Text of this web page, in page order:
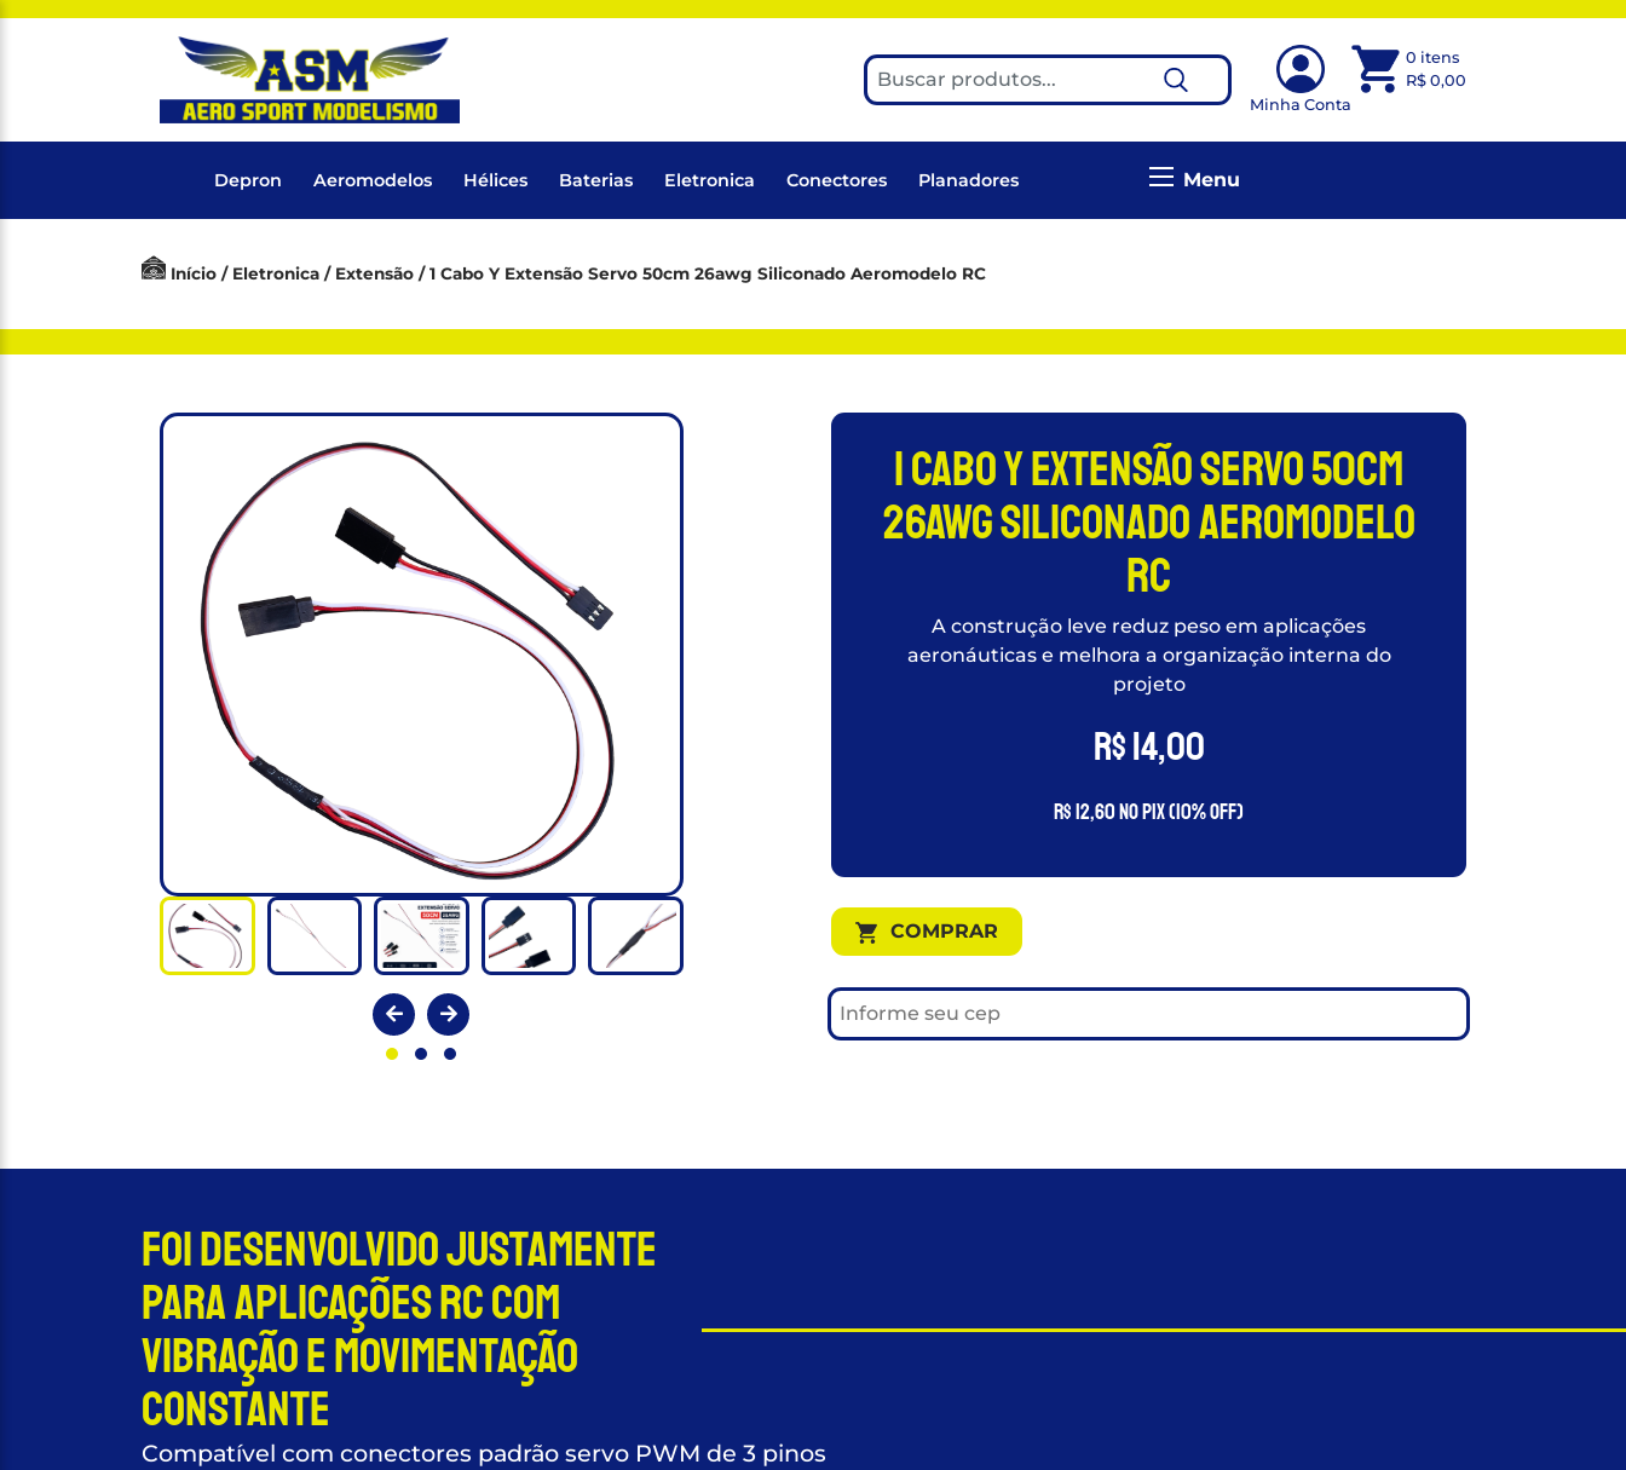
Minha Conta
0 itens
R$ 0,00
Depron Aeromodelos Hélices Baterias Eletronica Conectores Planadores Menu
Início / Eletronica / Extensão / 1 Cabo Y Extensão Servo 50cm 26awg Siliconado Aeromodelo RC
1 Cabo Y Extensão Servo 50cm
26awg Siliconado Aeromodelo
RC
A construção leve reduz peso em aplicações
aeronáuticas e melhora a organização interna do
projeto
R$14,00
R$12,60no PIX (10% OFF)
COMPRAR
Foi desenvolvido justamente
para aplicações RC com
vibração e movimentação
constante
Compatível com conectores padrão servo PWM de 3 pinos